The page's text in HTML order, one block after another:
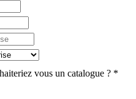
vous un catalogue ? *